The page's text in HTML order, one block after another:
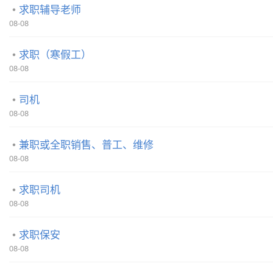
求职辅导老师
08-08
求职（寒假工）
08-08
司机
08-08
兼职或全职销售、普工、维修
08-08
求职司机
08-08
求职保安
08-08